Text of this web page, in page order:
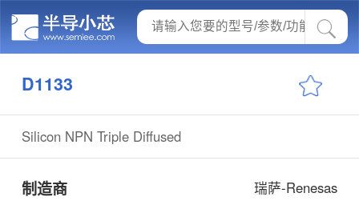
D1133
Silicon NPN Triple Diffused
制造商 瑞萨-Renesas